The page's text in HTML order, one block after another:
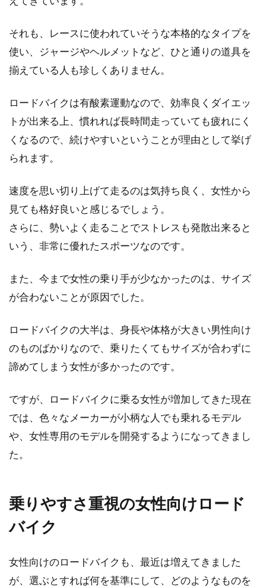
り抜けは違反！？
近頃の自転車ブームで、本格的に自転車に乗る
人が増えました。都市部では、ロードバイクや
クロスバイクのホイールをカスタム
もっともっと速く走りたい、そんな欲望を叶え
るためにパーツをカスタムしていく、これがま
た楽しみのひと...
ピナレロの自転車ラインナップ！レ
ースモデル以外はあるのか
今回はピナレロの自転車をご紹介しますが、ど
んな人、シチュエーション、用途など、何に最
mtbのハンドル角度を調節して負担
の少ない乗り方をしよう！
ロスバイクをご紹介！
それも、レースに使われていそうな本格的なタイプを
使い、ジャージやヘルメットなど、ひと通りの道具を
揃えている人も珍しくありません。
ロードバイクは有酸素運動なので、効率良くダイエッ
トが出来る上、慣れれば長時間走っていても疲れにく
くなるので、続けやすいということが理由として挙げ
られます。
速度を思い切り上げて走るのは気持ち良く、女性から
見ても格好良いと感じるでしょう。
さらに、勢いよく走ることでストレスも発散出来ると
いう、非常に優れたスポーツなのです。
また、今まで女性の乗り手が少なかったのは、サイズ
が合わないことが原因でした。
ロードバイクの大半は、身長や体格が大きい男性向け
のものばかりなので、乗りたくてもサイズが合わずに
諦めてしまう女性が多かったのです。
ですが、ロードバイクに乗る女性が増加してきた現在
では、色々なメーカーが小柄な人でも乗れるモデル
や、女性専用のモデルを開発するようになってきまし
た。
乗りやすさ重視の女性向けロード
バイク
女性向けのロードバイクも、最近は増えてきました
が、選ぶとすれば何を基準にして、どのようなものを